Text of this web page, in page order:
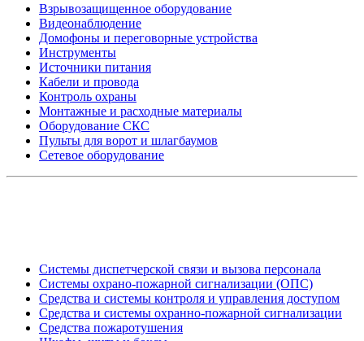
Взрывозащищенное оборудование
Видеонаблюдение
Домофоны и переговорные устройства
Инструменты
Источники питания
Кабели и провода
Контроль охраны
Монтажные и расходные материалы
Оборудование СКС
Пульты для ворот и шлагбаумов
Сетевое оборудование
Системы диспетчерской связи и вызова персонала
Системы охрано-пожарной сигнализации (ОПС)
Средства и системы контроля и управления доступом
Средства и системы охранно-пожарной сигнализации
Средства пожаротушения